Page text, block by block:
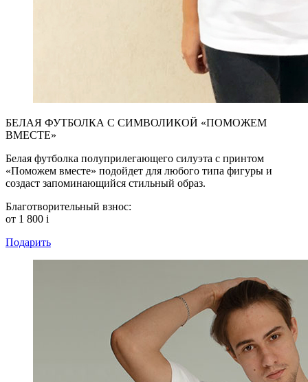
БЕЛАЯ ФУТБОЛКА С СИМВОЛИКОЙ «ПОМОЖЕМ
ВМЕСТЕ»
Белая футболка полуприлегающего силуэта с принтом
«Поможем вместе» подойдет для любого типа фигуры и
создаст запоминающийся стильный образ.
Благотворительный взнос:
от 1 800 i
Подарить